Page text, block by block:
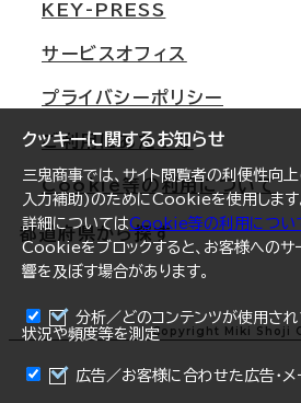
クッキーに関するお知らせ
三鬼商事では、サイト閲覧者の利便性向上
入力補助)のためにCookieを使用します
詳細についてはCookie等の利用につい
Cookieをブロックすると、お客様への
響を及ぼす場合があります。
分析／どのコンテンツが使用され
状況や頻度等を測定
広告／お客様に合わせた広告・
大阪
名古屋
札幌
仙台
横浜
福岡
オフィスリポート
ログイン
KEY-PRESS
サービスオフィス
プライバシーポリシー
ご利用にあたって
Cookie等の利用について
都道府県から探す
北海道
青森県
Copyright Miki Shoji